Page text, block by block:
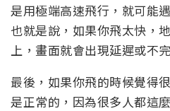
是用極端高速飛行，就可能
也就是說，如果你飛太快，
上，畫面就會出現延遲或不
最後，如果你飛的時候覺得
是正常的，因為很多人都這